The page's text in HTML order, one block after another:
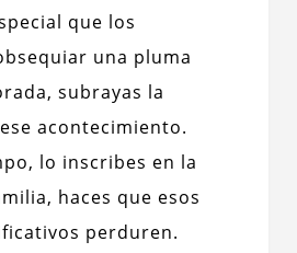
que los
una pluma
subrayas la
acontecimiento.
lo inscribes en la
haces que esos
perduren.